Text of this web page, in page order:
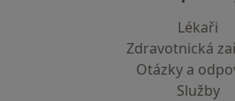
Lékaři
Zdravotnická
Otázky a
Služby